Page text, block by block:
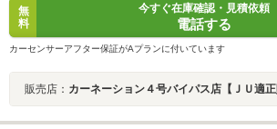
無
料
今すぐ在庫確認・見積依頼
電話する
カーセンサーアフター保証がAプランに付いています
販売店： カーネーション４号バイパス店【ＪＵ適正